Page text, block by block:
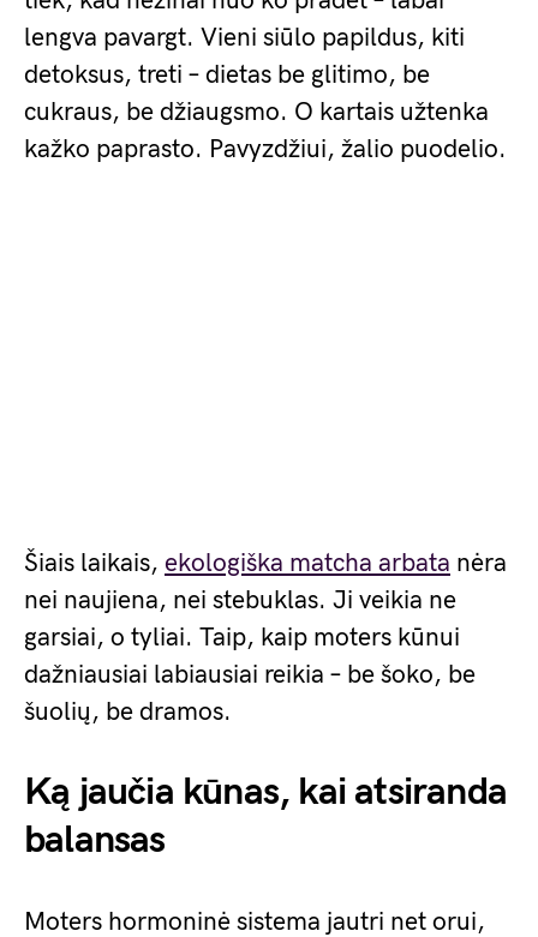
lengva pavargt. Vieni siūlo papildus, kiti
detoksus, treti – dietas be glitimo, be
cukraus, be džiaugsmo. O kartais užtenka
kažko paprasto. Pavyzdžiui, žalio puodelio.
Šiais laikais, ekologiška matcha arbata nėra
nei naujiena, nei stebuklas. Ji veikia ne
garsiai, o tyliai. Taip, kaip moters kūnui
dažniausiai labiausiai reikia – be šoko, be
šuolių, be dramos.
Ką jaučia kūnas, kai atsiranda
balansas
Moters hormoninė sistema jautri net orui,